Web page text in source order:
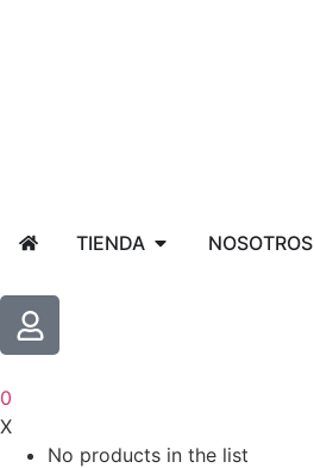
TIENDA NOSOTROS
0
X
No products in the list